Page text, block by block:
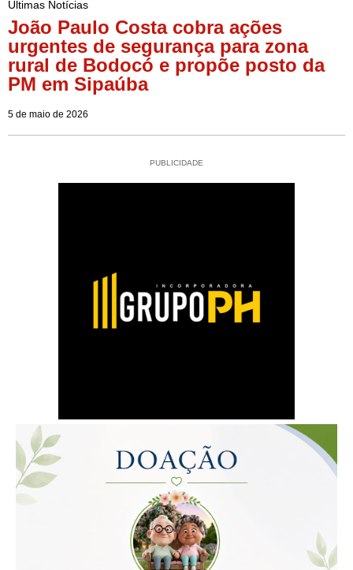
Últimas Notícias
João Paulo Costa cobra ações
urgentes de segurança para zona
rural de Bodocó e propõe posto da
PM em Sipaúba
5 de maio de 2026
PUBLICIDADE